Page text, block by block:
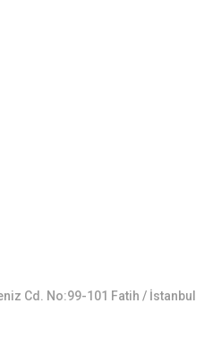
Cd. No:99-101 Fatih / İstanbul